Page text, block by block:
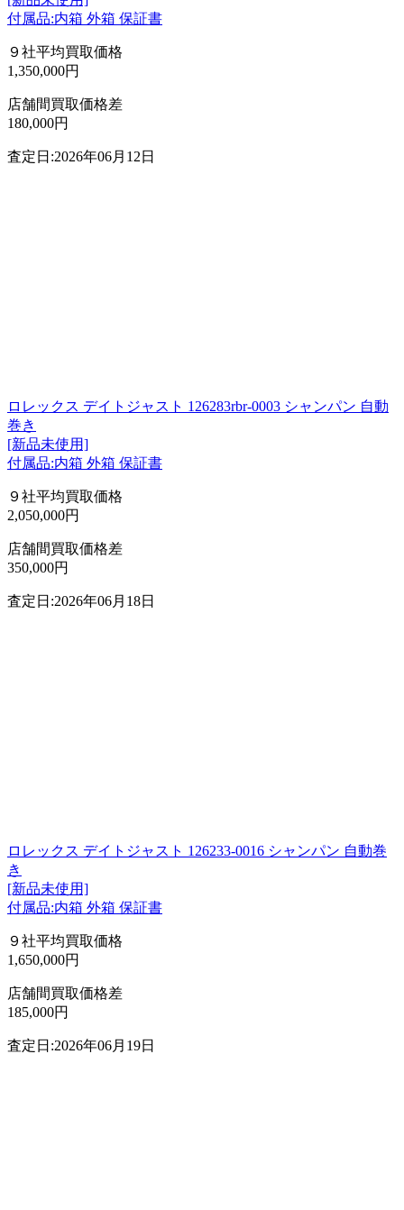
付属品:内箱 外箱 保証書
９社平均買取価格
1,350,000円
店舗間買取価格差
180,000円
査定日:2026年06月12日
ロレックス デイトジャスト 126283rbr-0003 シャンパン 自動
巻き
[新品未使用]
付属品:内箱 外箱 保証書
９社平均買取価格
2,050,000円
店舗間買取価格差
350,000円
査定日:2026年06月18日
ロレックス デイトジャスト 126233-0016 シャンパン 自動巻
き
[新品未使用]
付属品:内箱 外箱 保証書
９社平均買取価格
1,650,000円
店舗間買取価格差
185,000円
査定日:2026年06月19日